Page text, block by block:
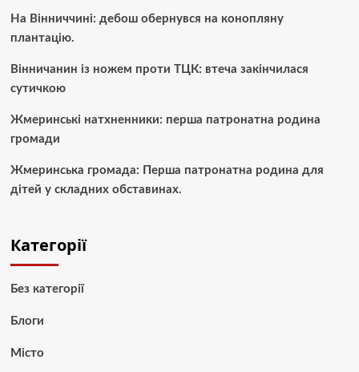
На Вінниччині: дебош обернувся на конопляну
плантацію.
Вінничанин із ножем проти ТЦК: втеча закінчилася
сутичкою
Жмеринські натхненники: перша патронатна родина
громади
Жмеринська громада: Перша патронатна родина для
дітей у складних обставинах.
Категорії
Без категорії
Блоги
Місто